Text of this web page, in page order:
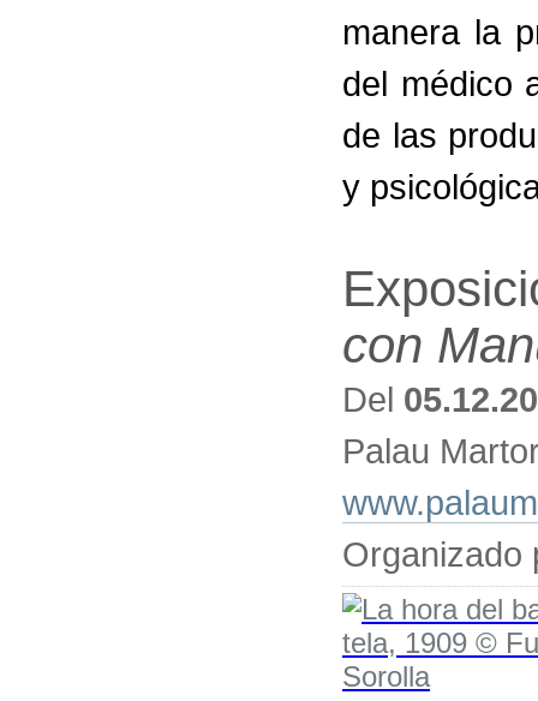
manera la
del médico
de las
y
con
Del
Palau
Organizado